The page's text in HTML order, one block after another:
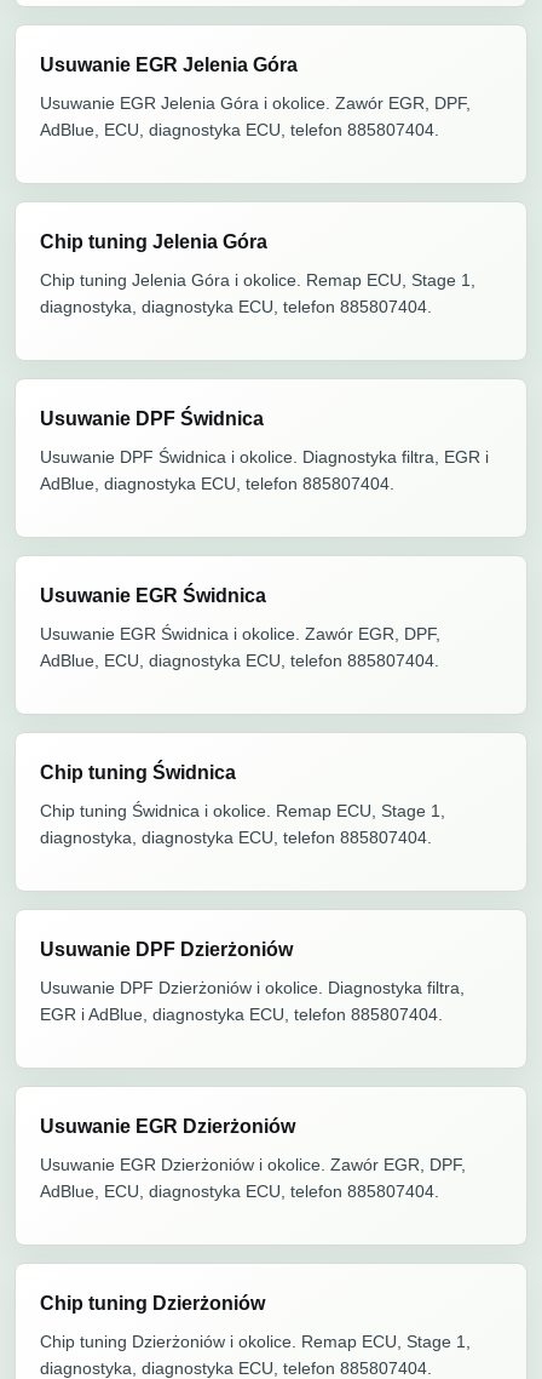
Usuwanie EGR Jelenia Góra
Usuwanie EGR Jelenia Góra i okolice. Zawór EGR, DPF,
AdBlue, ECU, diagnostyka ECU, telefon 885807404.
Chip tuning Jelenia Góra
Chip tuning Jelenia Góra i okolice. Remap ECU, Stage 1,
diagnostyka, diagnostyka ECU, telefon 885807404.
Usuwanie DPF Świdnica
Usuwanie DPF Świdnica i okolice. Diagnostyka filtra, EGR i
AdBlue, diagnostyka ECU, telefon 885807404.
Usuwanie EGR Świdnica
Usuwanie EGR Świdnica i okolice. Zawór EGR, DPF,
AdBlue, ECU, diagnostyka ECU, telefon 885807404.
Chip tuning Świdnica
Chip tuning Świdnica i okolice. Remap ECU, Stage 1,
diagnostyka, diagnostyka ECU, telefon 885807404.
Usuwanie DPF Dzierżoniów
Usuwanie DPF Dzierżoniów i okolice. Diagnostyka filtra,
EGR i AdBlue, diagnostyka ECU, telefon 885807404.
Usuwanie EGR Dzierżoniów
Usuwanie EGR Dzierżoniów i okolice. Zawór EGR, DPF,
AdBlue, ECU, diagnostyka ECU, telefon 885807404.
Chip tuning Dzierżoniów
Chip tuning Dzierżoniów i okolice. Remap ECU, Stage 1,
diagnostyka, diagnostyka ECU, telefon 885807404.